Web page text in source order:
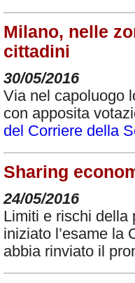
Milano, nelle
cittadini
30/05/2016
Via nel capoluogo
con apposita
del Corriere della
Sharing
24/05/2016
Limiti e rischi della
iniziato l’esame la
abbia rinviato il